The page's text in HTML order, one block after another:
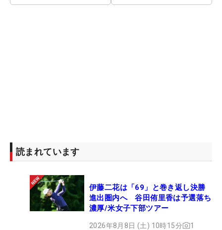
読まれています
伊藤二花は「69」と巻き返し決勝
進出圏内へ 谷田侑里香は予選落ち
濃厚/米女子下部ツアー
2026年8月8日 (土) 10時15分 1